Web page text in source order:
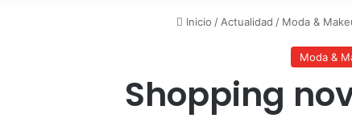
Inicio / Actualidad / Moda &
Moda &
Shopping